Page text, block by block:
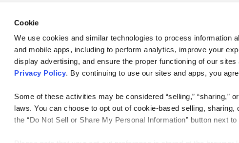
Cookie
We use cookies and similar technologies to process information
and mobile apps, including to perform analytics, improve your
display advertising, and ensure the proper functioning of our
Privacy Policy. By continuing to use our sites and apps, you
Some of these activities may be considered “selling,” “sharing,”
laws. You can choose to opt out of cookie-based selling,
the “Do Not Sell or Share My Personal Information” button next
everywhere.
interactive flipbooks and
Plans
Press